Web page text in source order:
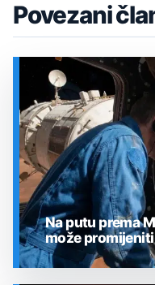
Povezani
Na putu prema
može